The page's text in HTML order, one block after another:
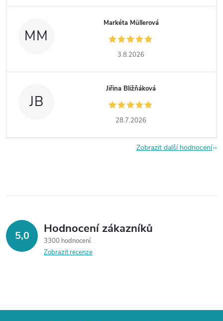
MM
Markéta Müllerová
3.8.2026
JB
Jiřina Bližňáková
28.7.2026
Zobrazit další hodnocení
5,0 Hodnocení zákazníků
3300 hodnocení
Zobrazit recenze